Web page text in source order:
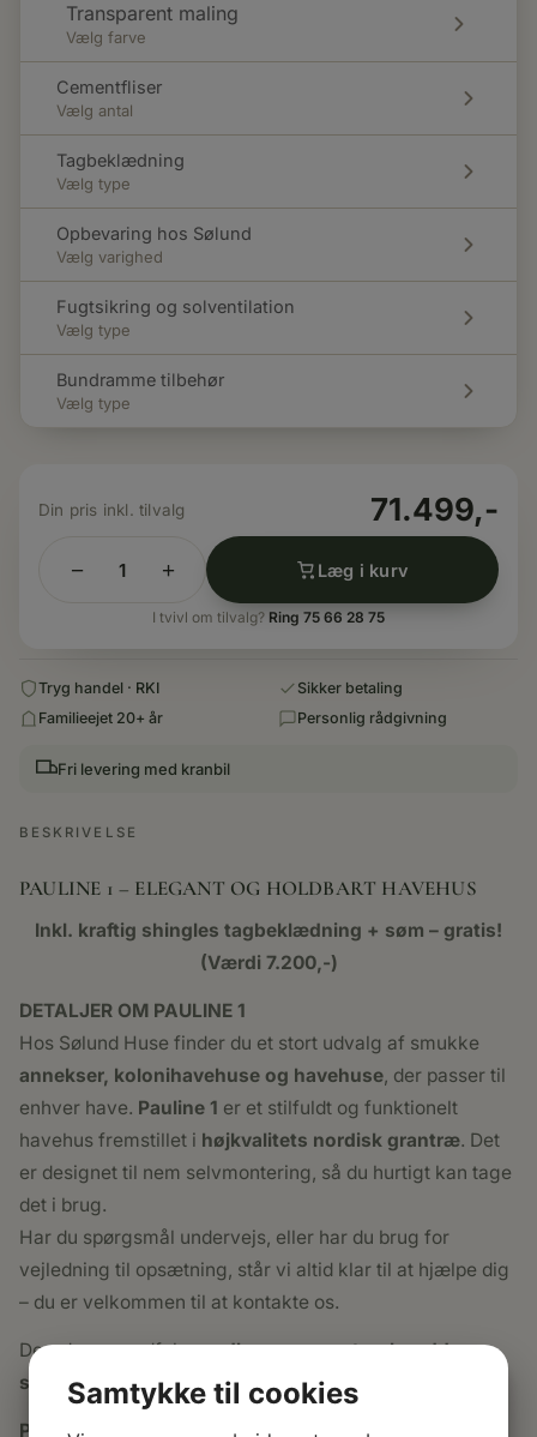
Transparent maling
Vælg farve
Cementfliser
Vælg antal
Tagbeklædning
Vælg type
Opbevaring hos Sølund
Vælg varighed
Fugtsikring og solventilation
Vælg type
Bundramme tilbehør
Vælg type
71.499,-
-
PAULINE
antal
− + Læg i kurv
I tvivl om tilvalg? Ring 75 66 28 75
Tryg handel · RKI
Sikker betaling
Familieejet 20+ år
Personlig rådgivning
Fri levering med kranbil
BESKRIVELSE
PAULINE 1 – ELEGANT OG HOLDBART HAVEHUS
Inkl. kraftig shingles tagbeklædning + søm – gratis!
(Værdi 7.200,-)
DETALJER OM PAULINE 1
Hos Sølund Huse finder du et stort udvalg af smukke
annekser, kolonihavehuse og havehuse, der passer til
enhver have. Pauline 1 er et stilfuldt og funktionelt
havehus fremstillet i højkvalitets nordisk grantræ. Det
er designet til nem selvmontering, så du hurtigt kan tage
det i brug.
Har du spørgsmål undervejs, eller har du brug for
vejledning til opsætning, står vi altid klar til at hjælpe dig
– du er velkommen til at kontakte os.
Derudover medfølgerudhængs- og sternbrædder,
stormlister, montagekit og installationsvejledning
Prisen er inkl. moms
Samtykke til cookies